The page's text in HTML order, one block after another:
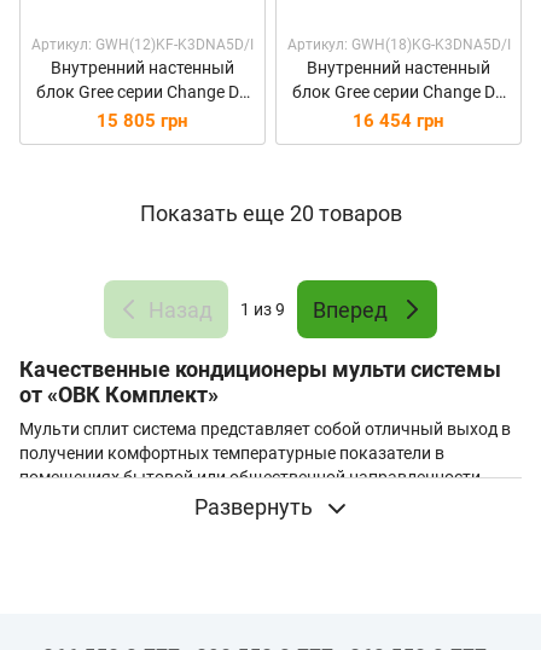
Артикул: GWH(12)KF-K3DNA5D/I
Внутренний настенный
блок Gree серии Change DC
Inverter GWH(12)KF-
K3DNA5D/I
15 805 грн
Артикул: GWH(18)KG-K3DNA5D/I
Внутренний настенный
блок Gree серии Change DC
Inverter GWH(18)KG-
K3DNA5D/I
16 454 грн
Показать еще 20 товаров
Назад 1 из 9 Вперед
Качественные кондиционеры мульти системы
от «ОВК Комплект»
Мульти сплит система представляет собой отличный выход в
получении комфортных температурные показатели в
помещениях бытовой или общественной направленности,
которые будут способствовать приятному
времяпровождению в любое время года. Чтоб получать
Развернуть